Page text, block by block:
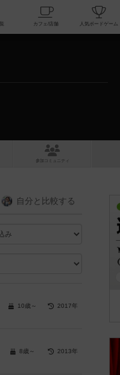
掲示板一覧 カフェ/店舗
コミュニティ
自分と 比較する
10歳～ 2017年
8歳～ 2013年